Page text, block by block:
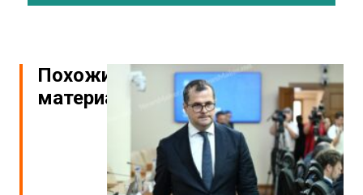
Похожие
материалы